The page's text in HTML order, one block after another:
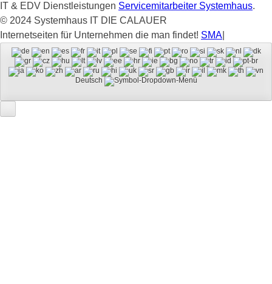
IT & EDV Dienstleistungen Servicemitarbeiter Systemhaus.
© 2024 Systemhaus IT DIE CALAUER
Internetseiten für Unternehmen die man findet! SMA
Deutsch